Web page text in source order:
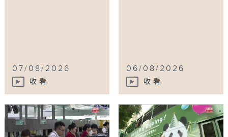
07/08/2026
收看
06/08/2026
收看